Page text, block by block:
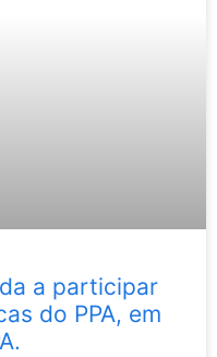
a participar
do PPA, em